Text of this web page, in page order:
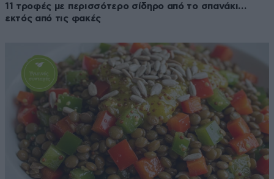
11 τροφές με περισσότερο σίδηρο από το σπανάκι…
εκτός από τις φακές